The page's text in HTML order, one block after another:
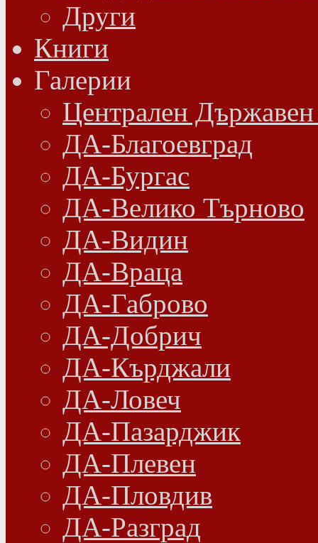
Други
Книги
Галерии
Централен
ДА-Благоевград
ДА-Бургас
ДА-Велико Търново
ДА-Видин
ДА-Враца
ДА-Габрово
ДА-Добрич
ДА-Кърджали
ДА-Ловеч
ДА-Пазарджик
ДА-Плевен
ДА-Пловдив
ДА-Разград